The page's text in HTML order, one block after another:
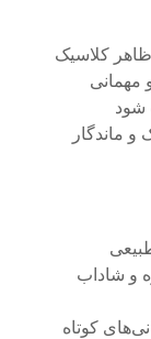
کلاسیک
مهمانی
ماندگار
و شاداب
کوتاه